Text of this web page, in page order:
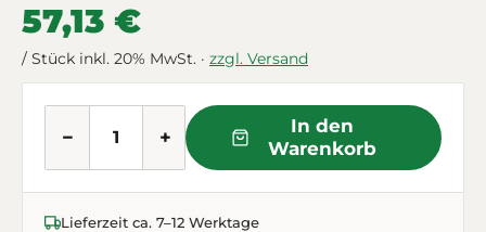
57,13 €
/ Stück inkl. 20% MwSt. · zzgl. Versand
− +
In den
Warenkorb
Lieferzeit ca. 7–12 Werktage